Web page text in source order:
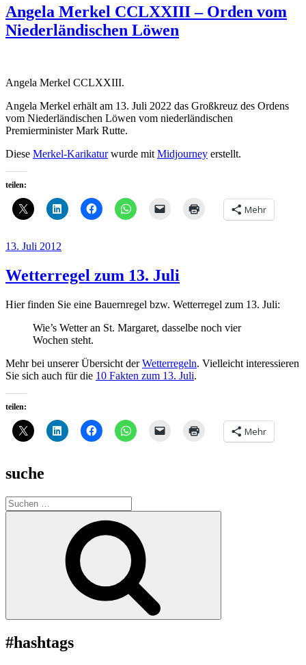
Angela Merkel CCLXXIII – Orden vom
Niederländischen Löwen
Angela Merkel CCLXXIII.
Angela Merkel erhält am 13. Juli 2022 das Großkreuz des Ordens
vom Niederländischen Löwen vom niederländischen
Premierminister Mark Rutte.
Diese Merkel-Karikaturwurde mit Midjourney erstellt.
teilen:
Mehr
Veröffentlicht
13. Juli 2012
Wetterregel zum 13. Juli
Hier finden Sie eine Bauernregel bzw. Wetterregel zum 13. Juli:
Wie’s Wetter an St. Margaret, dasselbe noch vier
Wochen steht.
Mehr bei unserer Übersicht derWetterregeln. Vielleicht interessieren
Sie sich auch für die 10 Fakten zum 13. Juli.
teilen:
Mehr
suche
Suche
nach:
#hashtags